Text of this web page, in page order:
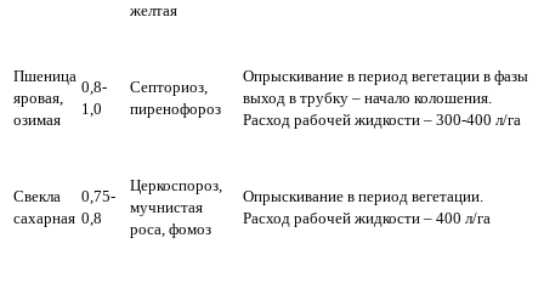
желтая
Пшеница
яровая,
озимая
0,8-
1,0
Септориоз,
пиренофороз
Опрыскивание в период вегетации в фазы
выход в трубку – начало колошения.
Расход рабочей жидкости – 300-400 л/га
Свекла
сахарная
0,75-
0,8
Церкоспороз,
мучнистая
роса, фомоз
Опрыскивание в период вегетации.
Расход рабочей жидкости – 400 л/га